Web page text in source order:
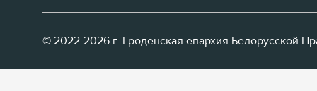
© 2022-2026 г. Гроденская епархия Белорусской